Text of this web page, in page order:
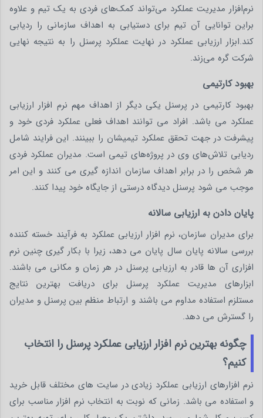
نرم‌افزار مدیریت عملکرد می‌تواند کمک‌های فردی به یک تیم و علاوه
براین توانایی آن تیم برای دستیابی به اهداف سازمانی را ردیابی
کند.ابزار ارزیابی عملکرد در نهایت عملکرد پرسنل را به نتیجه نهایی
شرکت گره می‌زند.
بهبود کارتیمی
بهبود کارتیمی در پرسنل یکی دیگر از اهداف مهم نرم افزار ارزیابی
عملکرد می باشد. افراد می توانند اهداف فعلی عملکرد فردی خود و
پیشرفت در جهت تحقق عملکرد تیمیشان را ببینند. این فرایند شامل
ردیابی تلاش‌های وی در پروژه‌های تیمی است. مدیران عملکرد فردی
هر شخص را در برابر اهداف سازمان اندازه گیری می کنند و این امر
موجب می شود پرسنل دیدگاه درستی از جایگاه خود پیدا کنند.
پایان دادن به ارزیابی سالانه
برای مدیران سازمان، نرم افزار ارزیابی عملکرد به فرآیند خسته کننده
بررسی سالانه پایان سال پایان می دهد، زیرا با بکار گیری چنین نرم
افزاری آن ها قادر به ارزیابی پرسنل در هر زمان و مکانی می باشند.
ابزارهای مدیریت عملکرد پرسنل برای دریافت بهترین نتایج
مستلزم استفاده مداوم می باشند و ارتباط منظم بین پرسنل و مدیران
را گسترش می دهد.
چگونه بهترین نرم افزار ارزیابی عملکرد پرسنل را انتخاب
کنیم؟
نرم افزارهای ارزیابی عملکرد زیادی در سایت های مختلف قابل خرید
و استفاده می باشد. زمانی که نوبت به انتخاب نرم افزار مناسب برای